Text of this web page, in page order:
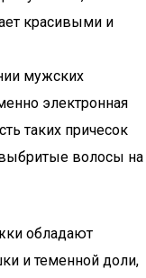
красивыми и
мужских
электронная
таких причесок
волосы на
обладают
и теменной доли,